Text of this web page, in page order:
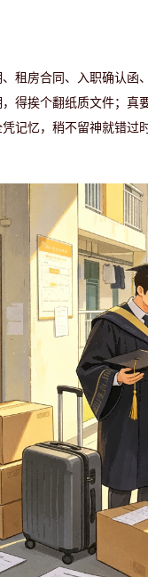
租房合同、入职确认函
得挨个翻纸质文件；真
凭记忆，稍不留神就错过